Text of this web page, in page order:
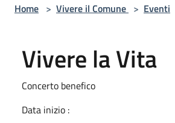
Home > Vivere il Comune > Eventi
Vivere la Vita
Concerto benefico
Data inizio :